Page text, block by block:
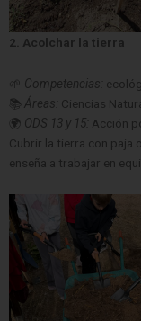
2. Acolchar la tierra
🌱 Competencias:
📚 Áreas: Ciencias
🌍 ODS 13 y 15: Acción
Cubrir la tierra con paja
enseña a trabajar en